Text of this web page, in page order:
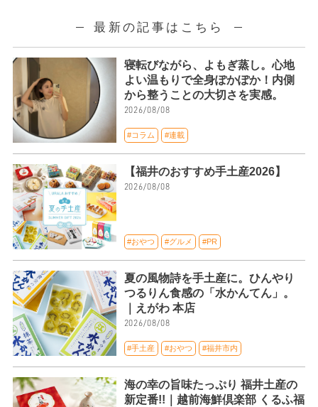
最新の記事はこちら
寝転びながら、よもぎ蒸し。心地
よい温もりで全身ぽかぽか！内側
から整うことの大切さを実感。
2026/08/08
#コラム #連載
【福井のおすすめ手土産2026】
2026/08/08
#おやつ #グルメ #PR
夏の風物詩を手土産に。ひんやり
つるりん食感の「水かんてん」。
｜えがわ 本店
2026/08/08
#手土産 #おやつ #福井市内
海の幸の旨味たっぷり 福井土産の
新定番!!｜越前海鮮倶楽部 くるふ福